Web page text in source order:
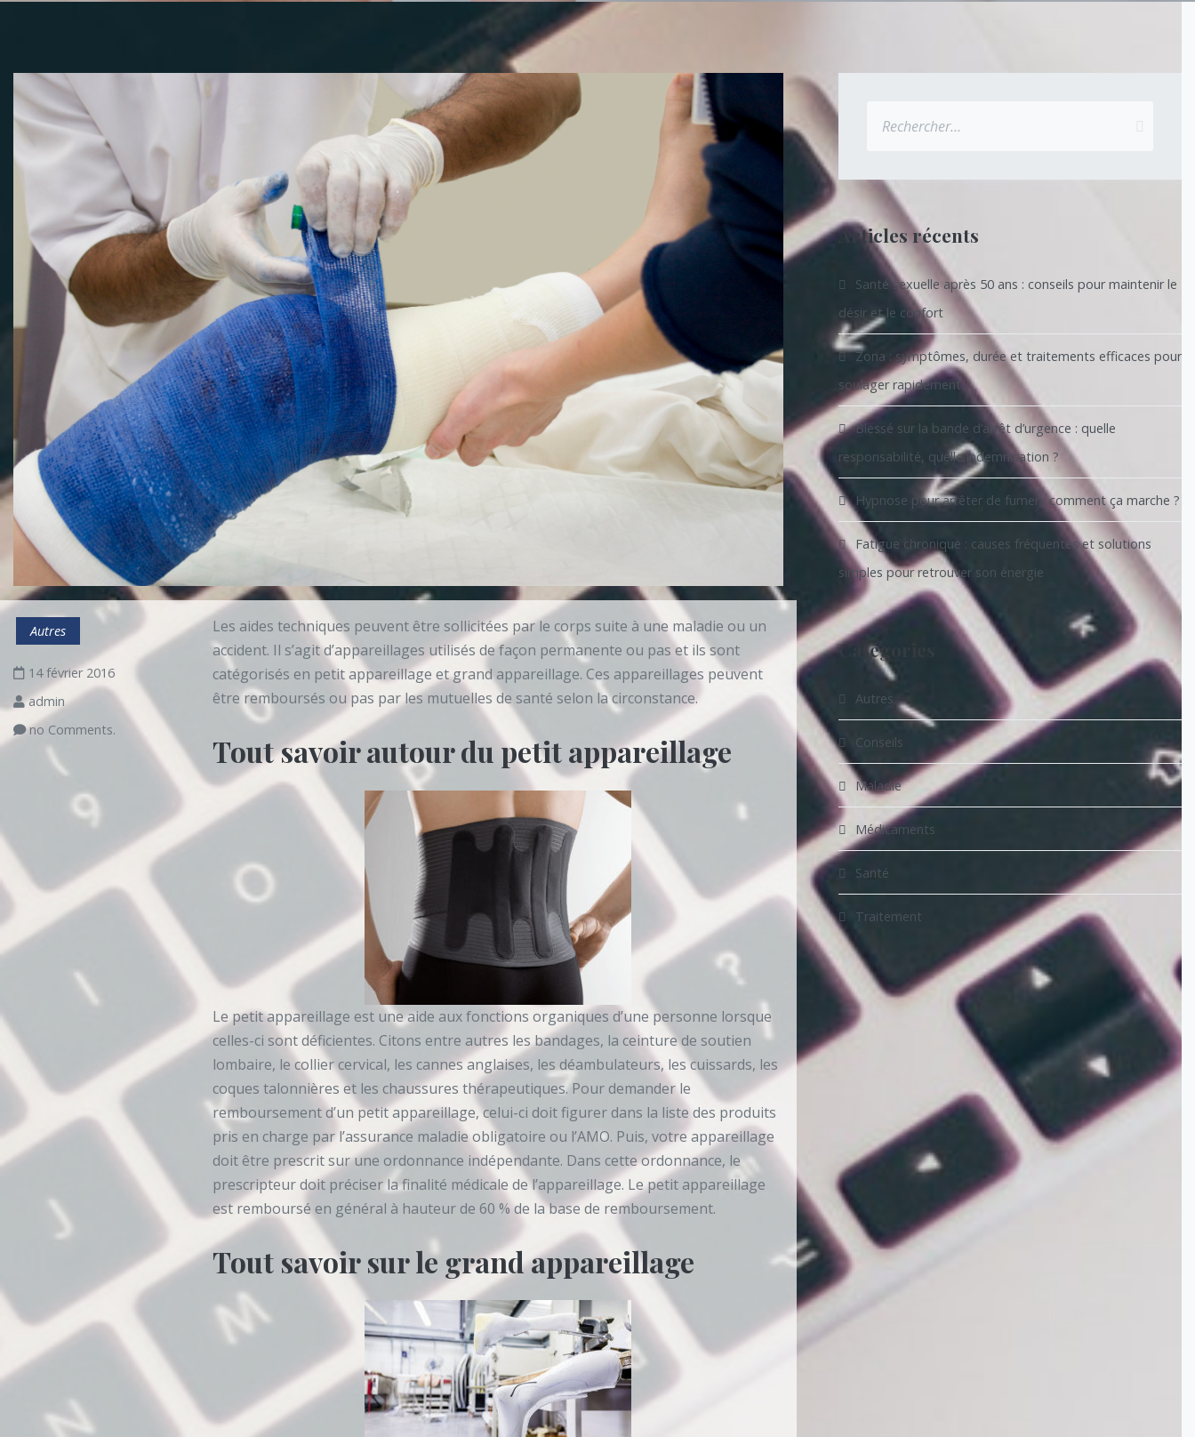
Autres
14 février 2016
admin
no Comments.
Les aides techniques peuvent être sollicitées par le corps suite à une maladie ou un
accident. Il s’agit d’appareillages utilisés de façon permanente ou pas et ils sont
catégorisés en petit appareillage et grand appareillage. Ces appareillages peuvent
être remboursés ou pas par les mutuelles de santé selon la circonstance.
Tout savoir autour du petit appareillage
Le petit appareillage est une aide aux fonctions organiques d’une personne lorsque
celles-ci sont déficientes. Citons entre autres les bandages, la ceinture de soutien
lombaire, le collier cervical, les cannes anglaises, les déambulateurs, les cuissards, les
coques talonnières et les chaussures thérapeutiques. Pour demander le
remboursement d’un petit appareillage, celui-ci doit figurer dans la liste des produits
pris en charge par l’assurance maladie obligatoire ou l’AMO. Puis, votre appareillage
doit être prescrit sur une ordonnance indépendante. Dans cette ordonnance, le
prescripteur doit préciser la finalité médicale de l’appareillage. Le petit appareillage
est remboursé en général à hauteur de 60 % de la base de remboursement.
Tout savoir sur le grand appareillage
Articles récents
Santé sexuelle après 50 ans : conseils pour maintenir le
désir et le confort
Zona : symptômes, durée et traitements efficaces pour
soulager rapidement
Blessé sur la bande d’arrêt d’urgence : quelle
responsabilité, quelle indemnisation ?
Hypnose pour arrêter de fumer : comment ça marche ?
Fatigue chronique : causes fréquentes et solutions
simples pour retrouver son énergie
Catégories
Autres
Conseils
Maladie
Médicaments
Santé
Traitement